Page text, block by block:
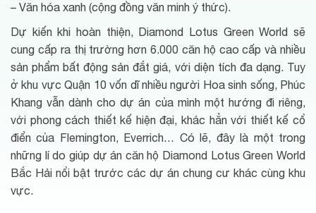
– Văn hóa xanh (cộng đồng văn minh ý thức).
Dự kiến khi hoàn thiện, Diamond Lotus Green World sẽ
cung cấp ra thị trường hơn 6.000 căn hộ cao cấp và nhiều
sản phẩm bất động sản đắt giá, với diện tích đa dạng. Tuy
ở khu vực Quận 10 vốn dĩ nhiều người Hoa sinh sống, Phúc
Khang vẫn dành cho dự án của mình một hướng đi riêng,
với phong cách thiết kế hiện đại, khác hẳn với thiết kế cổ
điển của Flemington, Everrich… Có lẽ, đây là một trong
những lí do giúp dự án căn hộ Diamond Lotus Green World
Bắc Hải nổi bật trước các dự án chung cư khác cùng khu
vực.